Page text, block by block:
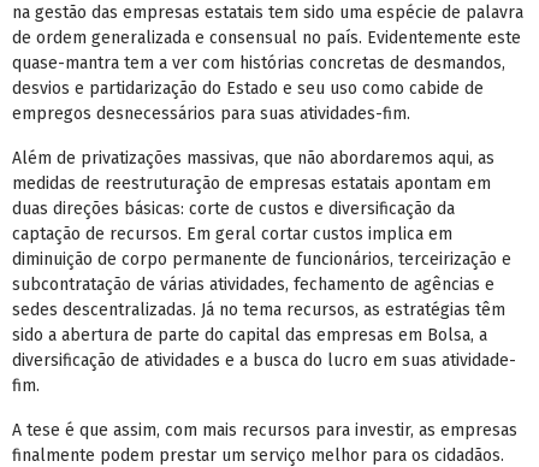
na gestão das empresas estatais tem sido uma espécie de palavra
de ordem generalizada e consensual no país. Evidentemente este
quase-mantra tem a ver com histórias concretas de desmandos,
desvios e partidarização do Estado e seu uso como cabide de
empregos desnecessários para suas atividades-fim.
Além de privatizações massivas, que não abordaremos aqui, as
medidas de reestruturação de empresas estatais apontam em
duas direções básicas: corte de custos e diversificação da
captação de recursos. Em geral cortar custos implica em
diminuição de corpo permanente de funcionários, terceirização e
subcontratação de várias atividades, fechamento de agências e
sedes descentralizadas. Já no tema recursos, as estratégias têm
sido a abertura de parte do capital das empresas em Bolsa, a
diversificação de atividades e a busca do lucro em suas atividade-
fim.
A tese é que assim, com mais recursos para investir, as empresas
finalmente podem prestar um serviço melhor para os cidadãos.